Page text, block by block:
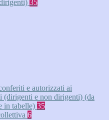
35
e autorizzati ai
(dirigenti e non dirigenti) (da
in tabelle) 35
6